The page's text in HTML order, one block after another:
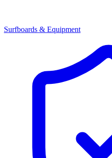
Surfboards & Equipment